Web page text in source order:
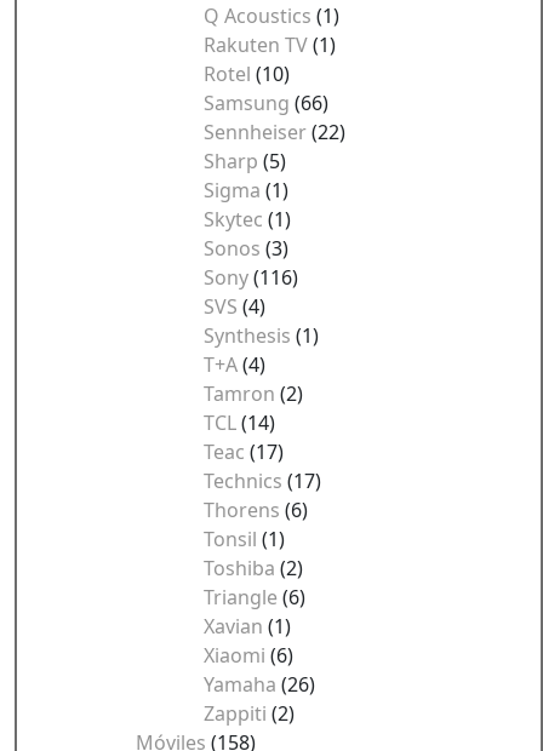
Q Acoustics (1)
Rakuten TV(1)
Rotel (10)
Samsung (66)
Sennheiser(22)
Sharp (5)
Sigma (1)
Skytec (1)
Sonos (3)
Sony(116)
SVS (4)
Synthesis (1)
T+A(4)
Tamron (2)
TCL(14)
Teac (17)
Technics (17)
Thorens (6)
Tonsil (1)
Toshiba (2)
Triangle (6)
Xavian (1)
Xiaomi (6)
Yamaha (26)
Zappiti (2)
Móviles (158)